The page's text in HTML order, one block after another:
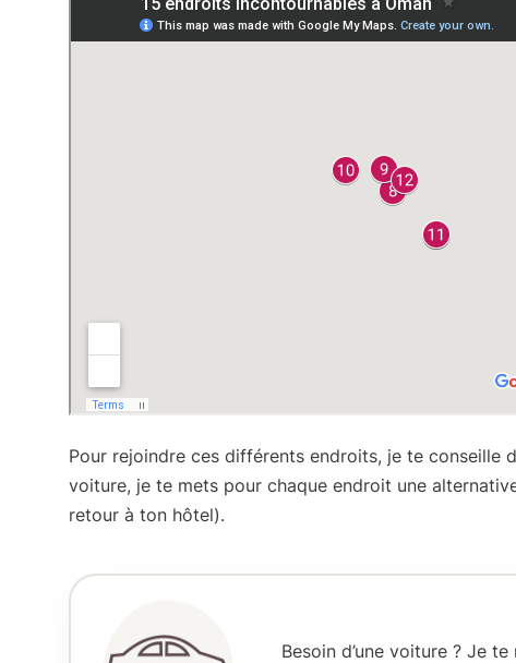
Pour rejoindre ces différents endroits, je te conseille
voiture, je te mets pour chaque endroit une
retour à ton hôtel).
Besoin d’une voiture ? Je